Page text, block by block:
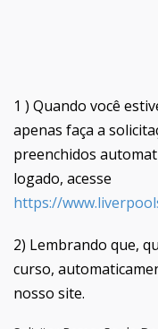
1 ) Quando você
apenas faça a
preenchidos
logado, acesse
https://
2) Lembrando que,
curso,
nosso site.